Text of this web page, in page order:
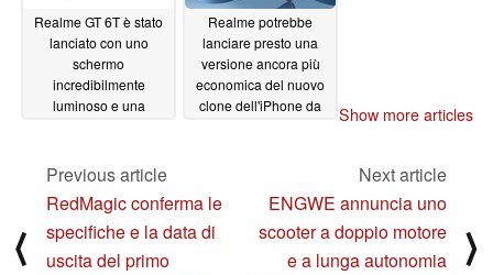
Realme GT 6T è stato
lanciato con uno
schermo
incredibilmente
luminoso e una
06/21/2024
Realme potrebbe
lanciare presto una
versione ancora più
economica del nuovo
clone dell'iPhone da
Show more articles
⟨
Previous article
RedMagic conferma le
specifiche e la data di
uscita del primo
Next article
ENGWE annuncia uno
scooter a doppio motore
e a lunga autonomia
⟩